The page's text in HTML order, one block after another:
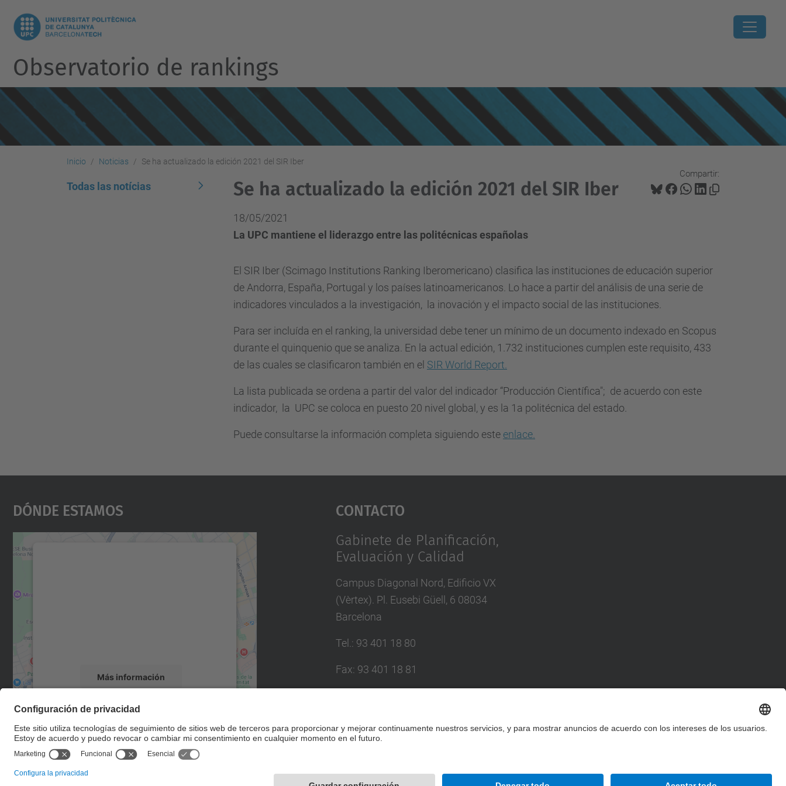
Observatorio de rankings
Inicio Noticias Se ha actualizado la edición 2021 del SIR Iber
Compartir:
Se ha actualizado la edición 2021 del SIR Iber
18/05/2021
La UPC mantiene el liderazgo entre las politécnicas españolas
El SIR Iber (Scimago Institutions Ranking Iberomericano) clasifica las instituciones de educación superior
de Andorra, España, Portugal y los países latinoamericanos. Lo hace a partir del análisis de una serie de
indicadores vinculados a la investigación, la inovación y el impacto social de las instituciones.
Para ser incluída en el ranking, la universidad debe tener un mínimo de un documento indexado en Scopus
durante el quinquenio que se analiza. En la actual edición, 1.732 instituciones cumplen este requisito, 433
de las cuales se clasificaron también en el SIR World Report.
La lista publicada se ordena a partir del valor del indicador “Producción Científica"; de acuerdo con este
indicador, la UPC se coloca en puesto 20 nivel global, y es la 1a politécnica del estado.
Puede consultarse la información completa siguiendo este enlace.
Todas las notícias
Dónde Estamos
Más información
Aceptar
powered by Usercentrics Consent
Management Platform
Contacto
Gabinete de Planificación,
Evaluación y Calidad
Campus Diagonal Nord, Edificio VX
(Vèrtex). Pl. Eusebi Güell, 6 08034
Barcelona
Tel. : 93 401 18 80
Fax: 93 401 18 81